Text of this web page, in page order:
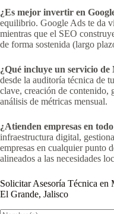
¿Es mejor invertir en
equilibrio. Google Ads te da
mientras que el SEO
de forma sostenida (largo
¿Qué incluye un servicio
desde la auditoría técnica de
clave, creación de contenido,
análisis de métricas mensual.
¿Atienden empresas en
infraestructura digital,
empresas en cualquier punto
alineados a las necesidades
Solicitar Asesoría Técnica
El Grande, Jalisco